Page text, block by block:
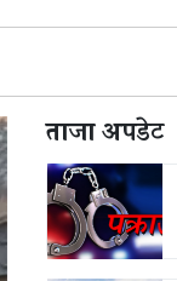
ताजा अपडेट